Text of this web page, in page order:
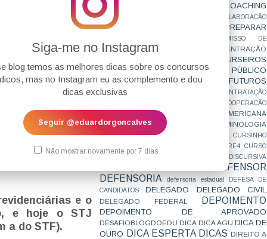
Siga-me no Instagram
blog temos as melhores dicas sobre os concursos
mas no Instagram eu as complemento e dou
dicas exclusivas
Seguir @eduardorgoncalves
Não mostrar novamente por 7 dias
Nacional
a qual, por
jurídico.
mas sim de
estudo de caso,
para o caso,
Laurinda era
diferença de uma
de caso, pois
teórica, mas
Certo?
e o
e hoje o STJ
a do STF).
CF COACHING
CÓDIGO DE TRÂNSITO BRASILEIRO
COLABORAÇÃO
COMBATE À CORRUPÇÃO
COMO SE PREPARAR
COMPROMISSO DE
AJUSTAMENTO DE CONDUTA
CONCENTRAÇÃO
CONCURSEIROS
CONCURSO
CONCURSO PÚBLICO
CONCURSOS
CONCURSOS FUTUROS
CONCURSOS NÍVEL HARD
CONTRATAÇÃO
COOPERAÇÃO
CORTE INTERAMERICANA
CPC2015
CPI
CRIMINOLOGIA
CRONOGRAMA
CTB CURSINHO
CURSO ESTUDO DE CASO - TRF4
CURSO
PARA A SUBJETIVA
CURSO PROVA DISCURSIVA
DEFENSOR
DEFENSORIA
defensoria estadual
DEFESA DE
CANDIDATOS
DELEGADO DELEGADO CIVIL
DELEGADO FEDERAL DEPOIMENTO
DEPOIMENTO DE APROVADO
DESAFIOBLOGDOEDU DICA DICA AGU DICA DE
OURO DICA ESPERTA DICAS DIREITO A